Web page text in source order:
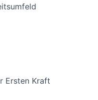
Ersten Kraft